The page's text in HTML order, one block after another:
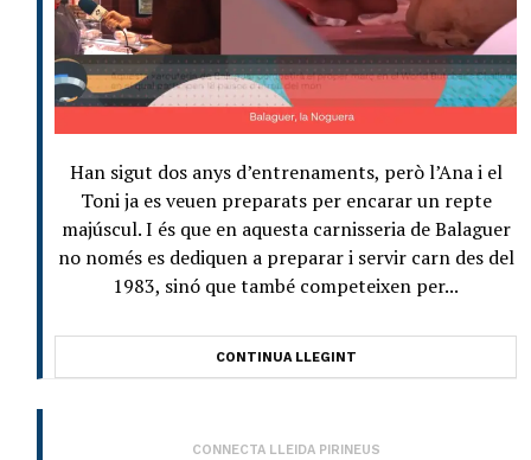
Han sigut dos anys d’entrenaments, però l’Ana i el
Toni ja es veuen preparats per encarar un repte
majúscul. I és que en aquesta carnisseria de Balaguer
no només es dediquen a preparar i servir carn des del
1983, sinó que també competeixen per...
CONTINUA LLEGINT
CONNECTA LLEIDA PIRINEUS